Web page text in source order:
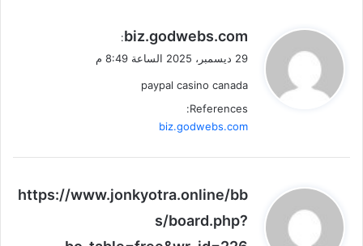
ي
ق
ل
biz.godwebs.com
:
29 ديسمبر، 2025 الساعة 8:49 م
paypal casino canada
References:
biz.godwebs.com
ي
و
https://www.jonkyotra.online/bb
s/board.php?